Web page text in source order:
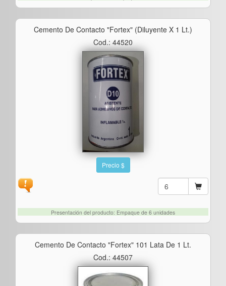
Cemento De Contacto "fortex" (diluyente X 1 Lt.)
Cod.: 44520
Precio $
Presentación del producto: Empaque de 6 unidades
Cemento De Contacto "fortex" 101 Lata De 1 Lt.
Cod.: 44507